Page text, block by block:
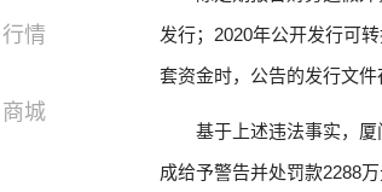
行情
商城
发行；2020年公开发行可
套资金时，公告的发行文件
基于上述违法事实，
成给予警告并处罚款2288